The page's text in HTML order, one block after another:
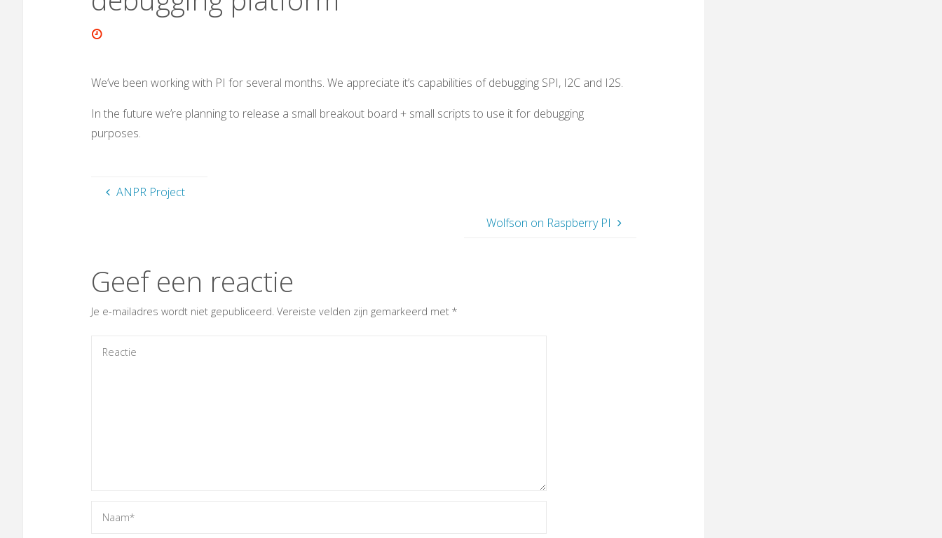
We’ve been working with PI for several months. We appreciate it’s capabilities of debugging SPI, I2C and I2S.
In the future we’re planning to release a small breakout board + small scripts to use it for debugging
purposes.
ANPR Project
Wolfson on Raspberry PI
Geef een reactie
Je e-mailadres wordt niet gepubliceerd. Vereiste velden zijn gemarkeerd met*